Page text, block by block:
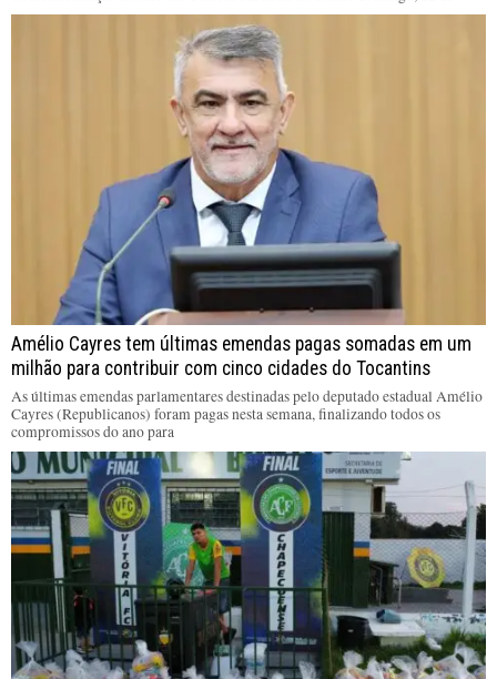
Amélio Cayres tem últimas emendas pagas somadas em um
milhão para contribuir com cinco cidades do Tocantins
As últimas emendas parlamentares destinadas pelo deputado estadual Amélio
Cayres (Republicanos) foram pagas nesta semana, finalizando todos os
compromissos do ano para